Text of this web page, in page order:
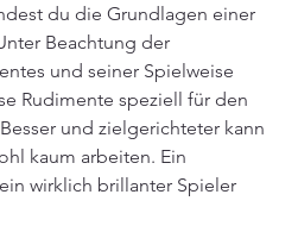
du die Grundlagen einer
Beachtung der
und seiner Spielweise
Rudimente speziell für den
und zielgerichteter kann
kaum arbeiten. Ein
wirklich brillanter Spieler